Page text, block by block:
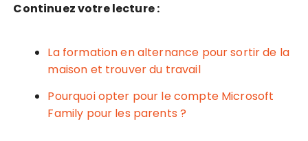
Continuez votre lecture :
La formation en alternance pour sortir de la
maison et trouver du travail
Pourquoi opter pour le compte Microsoft
Family pour les parents ?